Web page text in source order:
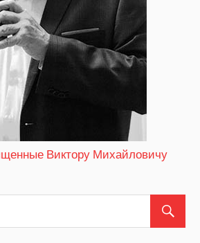
Виктору Михайловичу